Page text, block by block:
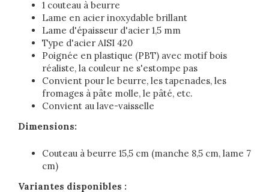
1 couteau à beurre
Lame en acier inoxydable brillant
Lame d'épaisseur d'acier 1,5 mm
Type d'acier AISI 420
Poignée en plastique (PBT) avec motif bois
réaliste, la couleur ne s'estompe pas
Convient pour le beurre, les tapenades, les
fromages à pâte molle, le pâté, etc.
Convient au lave-vaisselle
Dimensions:
Couteau à beurre 15,5 cm (manche 8,5 cm, lame 7
cm)
Variantes disponibles :